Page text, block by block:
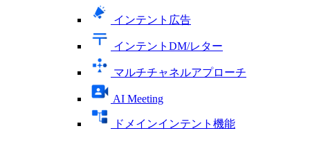
インテント広告
インテントDM/レター
マルチチャネルアプローチ
AI Meeting
ドメインインテント機能